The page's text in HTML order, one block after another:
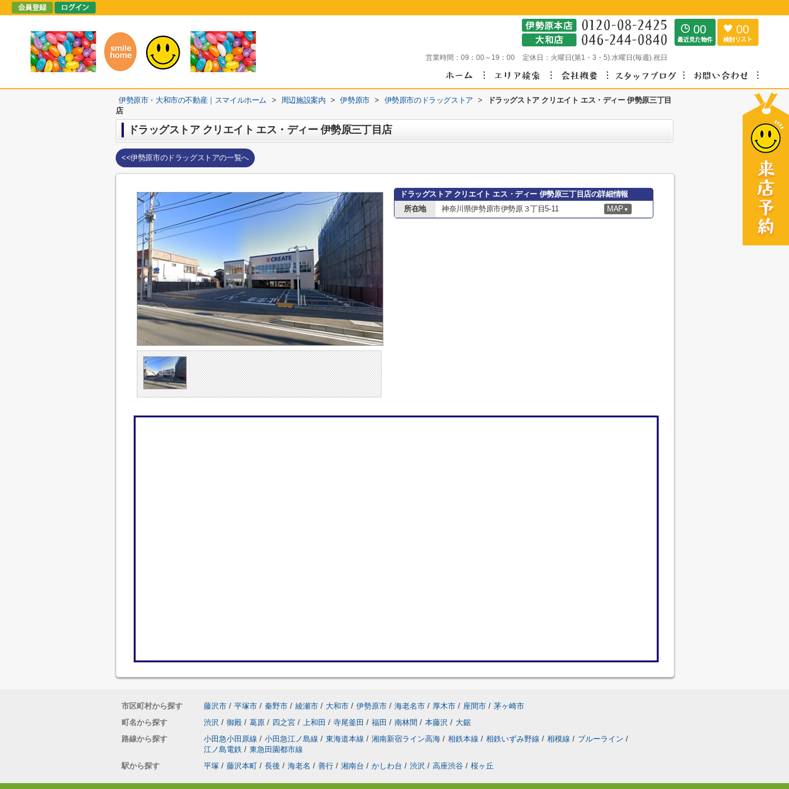
営業時間： 09：00～19：00 定休日： 火曜日(第1・3・5).水曜日(毎週).祝日
00 00
伊勢原市・大和市の不動産｜スマイルホーム > 周辺施設案内 > 伊勢原市 > 伊勢原市のドラッグストア >
ドラッグストア クリエイト エス・ディー 伊勢原三丁目
店
ドラッグストア クリエイト エス・ディー 伊勢原三丁目店
<<伊勢原市のドラッグストアの一覧へ
ドラッグストア クリエイト エス・ディー 伊勢原三丁目店の詳細情報
所在地
神奈川県伊勢原市伊勢原３丁目5-11 MAP ▼
市区町村から探す 藤沢市 / 平塚市 / 秦野市 / 綾瀬市 / 大和市 / 伊勢原市 / 海老名市 / 厚木市 / 座間市 / 茅ヶ崎市
町名から探す
渋沢 / 御殿 / 葛原 / 四之宮 / 上和田 / 寺尾釜田 / 福田 / 南林間 / 本藤沢 / 大鋸
路線から探す
小田急小田原線 / 小田急江ノ島線 / 東海道本線 / 湘南新宿ライン高海 / 相鉄本線 / 相鉄いずみ野線 / 相模線 / ブルーライン /
江ノ島電鉄 / 東急田園都市線
駅から探す
平塚 / 藤沢本町 / 長後 / 海老名 / 善行 / 湘南台 / かしわ台 / 渋沢 / 高座渋谷 / 桜ヶ丘